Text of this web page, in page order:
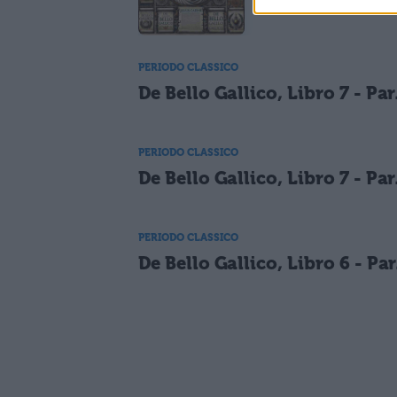
PERIODO CLASSICO
De Bello Gallico, Libro 7 -
PERIODO CLASSICO
De Bello Gallico, Libro 7 -
PERIODO CLASSICO
De Bello Gallico, Libro 6 -